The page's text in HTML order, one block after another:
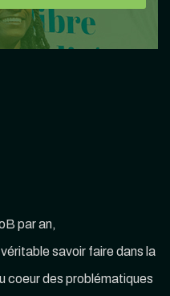
par an,
savoir faire dans la
coeur des problématiques